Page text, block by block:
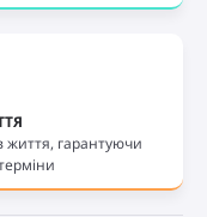
життя, гарантуючи